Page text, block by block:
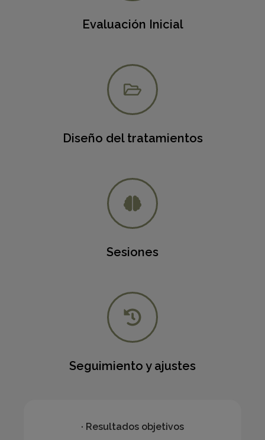
Evaluación Inicial
Diseño del tratamientos
Sesiones
Seguimiento y ajustes
· Resultados objetivos